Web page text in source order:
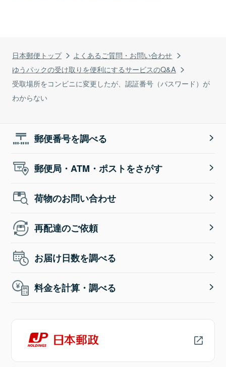
日本郵便トップ
よくあるご質問・お問い合わせ
ゆうパックの受け取りを便利にするサービスのQ&A
受取場所をコンビニに変更したが、認証番号（パスワード）が
わからない
郵便番号を調べる
郵便局・ATM・ポストをさがす
荷物のお問い合わせ
再配達のご依頼
お届け日数を調べる
料金を計算・調べる